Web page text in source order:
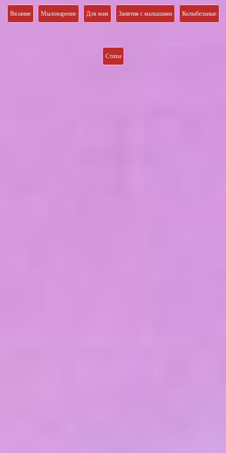
Вязание Мыловарение Для мам Занятия с малышами Колыбельные
Стихи